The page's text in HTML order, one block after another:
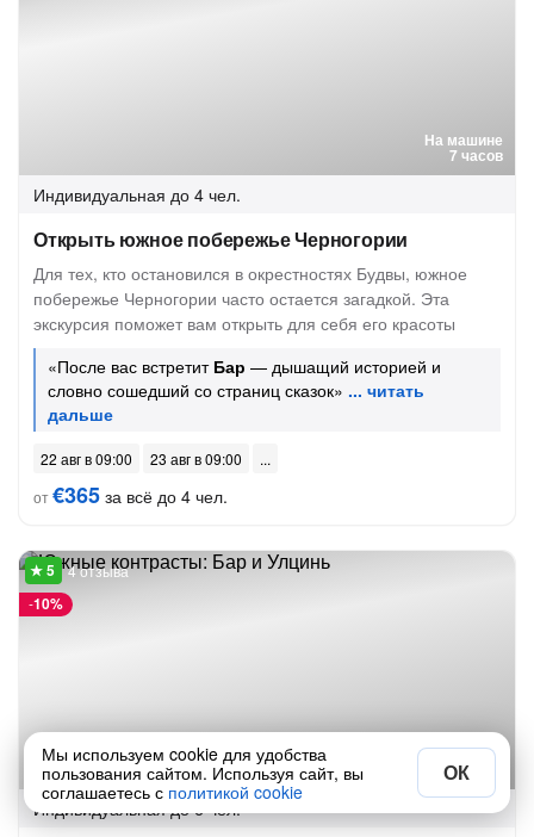
На машине
7 часов
Индивидуальная до 4 чел.
Открыть южное побережье Черногории
Для тех, кто остановился в окрестностях Будвы, южное
побережье Черногории часто остается загадкой. Эта
экскурсия поможет вам открыть для себя его красоты
«После вас встретит Бар — дышащий историей и
словно сошедший со страниц сказок»
22 авг в 09:00
23 авг в 09:00
от€365 за всё до 4 чел.
На машине
9 часов
-10%
4 отзыва
Индивидуальная до 6 чел.
Мы используем cookie для удобства
пользования сайтом. Используя сайт, вы
соглашаетесь с политикой cookie
ОК